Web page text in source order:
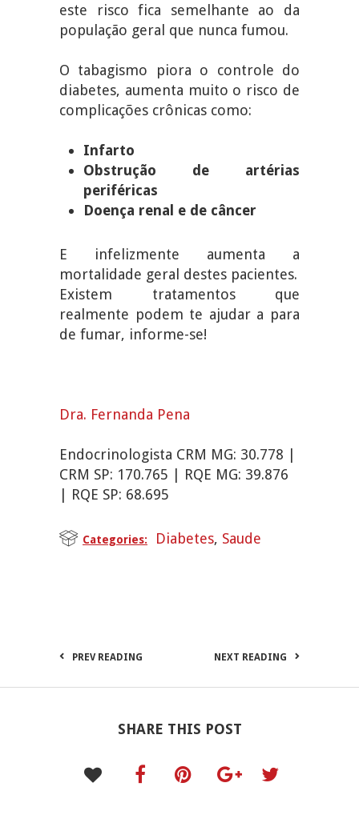
este risco fica semelhante ao da
população geral que nunca fumou.
O tabagismo piora o controle do
diabetes, aumenta muito o risco de
complicações crônicas como:
Infarto
Obstrução de artérias
periféricas
Doença renal e de câncer
E infelizmente aumenta a
mortalidade geral destes pacientes.
Existem tratamentos que
realmente podem te ajudar a para
de fumar, informe-se!
Dra. Fernanda Pena
Endocrinologista CRM MG: 30.778 |
CRM SP: 170.765 | RQE MG: 39.876
| RQE SP: 68.695
Categories: Diabetes, Saude
PREV READING NEXT READING
SHARE THIS POST